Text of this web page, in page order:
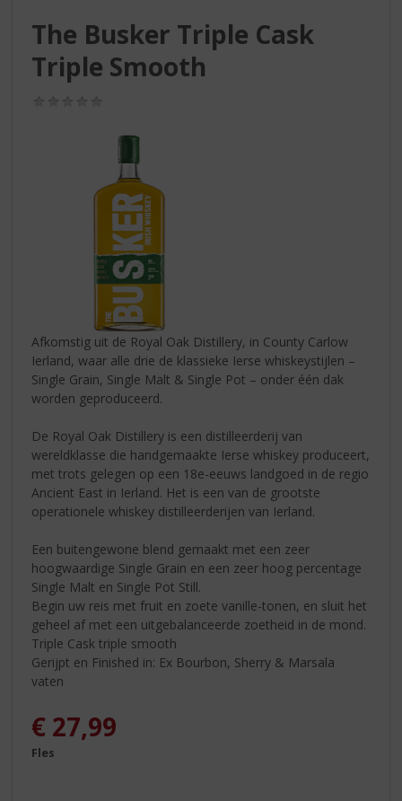
The Busker Triple Cask
Triple Smooth
Afkomstig uit de Royal Oak Distillery, in County Carlow
Ierland, waar alle drie de klassieke Ierse whiskeystijlen –
Single Grain, Single Malt & Single Pot – onder één dak
worden geproduceerd.
De Royal Oak Distillery is een distilleerderij van
wereldklasse die handgemaakte Ierse whiskey produceert,
met trots gelegen op een 18e-eeuws landgoed in de regio
Ancient East in Ierland. Het is een van de grootste
operationele whiskey distilleerderijen van Ierland.
Een buitengewone blend gemaakt met een zeer
hoogwaardige Single Grain en een zeer hoog percentage
Single Malt en Single Pot Still.
Begin uw reis met fruit en zoete vanille-tonen, en sluit het
geheel af met een uitgebalanceerde zoetheid in de mond.
Triple Cask triple smooth
Gerijpt en Finished in: Ex Bourbon, Sherry & Marsala
vaten
€ 27,99
Fles